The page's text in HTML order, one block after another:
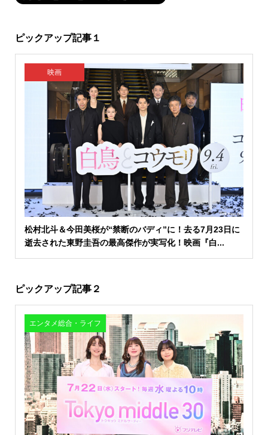
ピックアップ記事１
映画
松村北斗＆今田美桜が“禁断のバディ”に！去る7月23日に
逝去された東野圭吾の最高傑作が実写化！映画『白...
ピックアップ記事２
エンタメ総合・ライフ